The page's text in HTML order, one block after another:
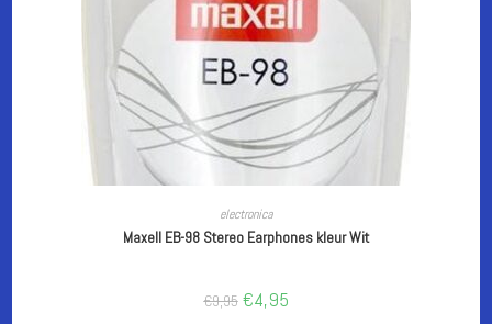
LEES VERDER
electronica
Maxell EB-98 Stereo Earphones kleur Wit
€9,95 Oorspronkelijke
prijs
€4,95Huidige
prijs